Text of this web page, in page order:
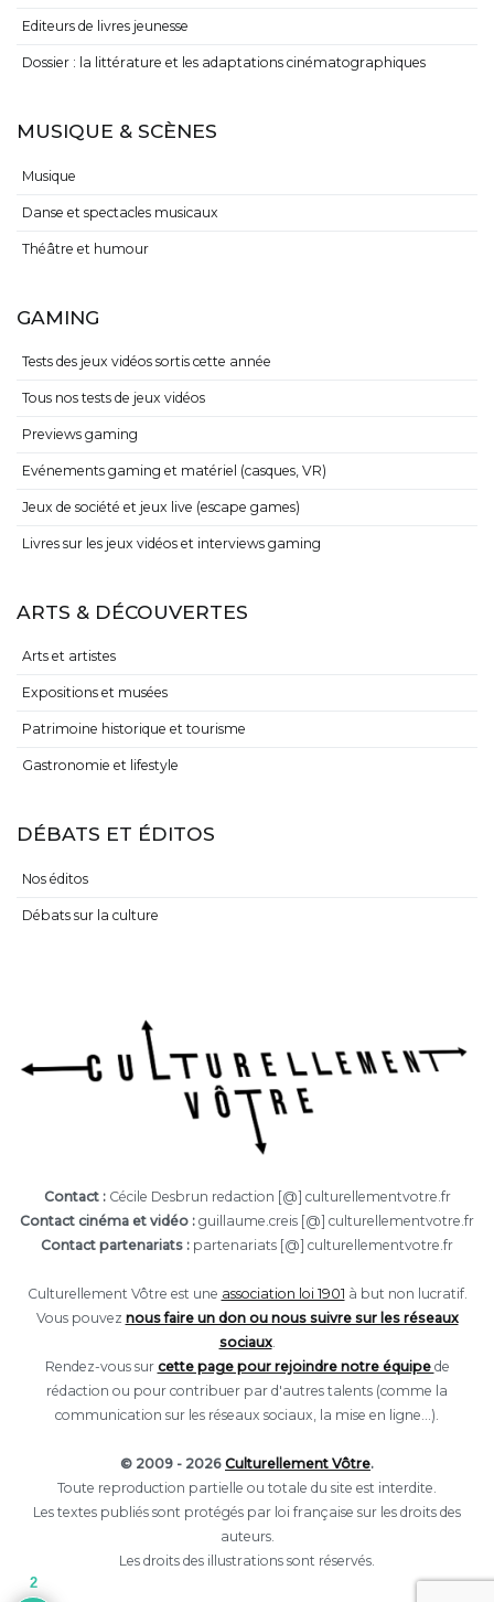
Editeurs de livres jeunesse
Dossier : la littérature et les adaptations cinématographiques
MUSIQUE & SCÈNES
Musique
Danse et spectacles musicaux
Théâtre et humour
GAMING
Tests des jeux vidéos sortis cette année
Tous nos tests de jeux vidéos
Previews gaming
Evénements gaming et matériel (casques, VR)
Jeux de société et jeux live (escape games)
Livres sur les jeux vidéos et interviews gaming
ARTS & DÉCOUVERTES
Arts et artistes
Expositions et musées
Patrimoine historique et tourisme
Gastronomie et lifestyle
DÉBATS ET ÉDITOS
Nos éditos
Débats sur la culture
Contact :Cécile Desbrun redaction [@] culturellementvotre.fr
Contact cinéma et vidéo : guillaume.creis [@] culturellementvotre.fr
Contact partenariats : partenariats [@] culturellementvotre.fr
Culturellement Vôtre est une association loi 1901 à but non lucratif.
Vous pouvez nous faire un don ou nous suivre sur les réseaux
sociaux.
Rendez-vous sur cette page pour rejoindre notre équipe de
rédaction ou pour contribuer par d'autres talents (comme la
communication sur les réseaux sociaux, la mise en ligne...).
© 2009 - 2026 Culturellement Vôtre.
Toute reproduction partielle ou totale du site est interdite.
Les textes publiés sont protégés par loi française sur les droits des
auteurs.
Les droits des illustrations sont réservés.
2